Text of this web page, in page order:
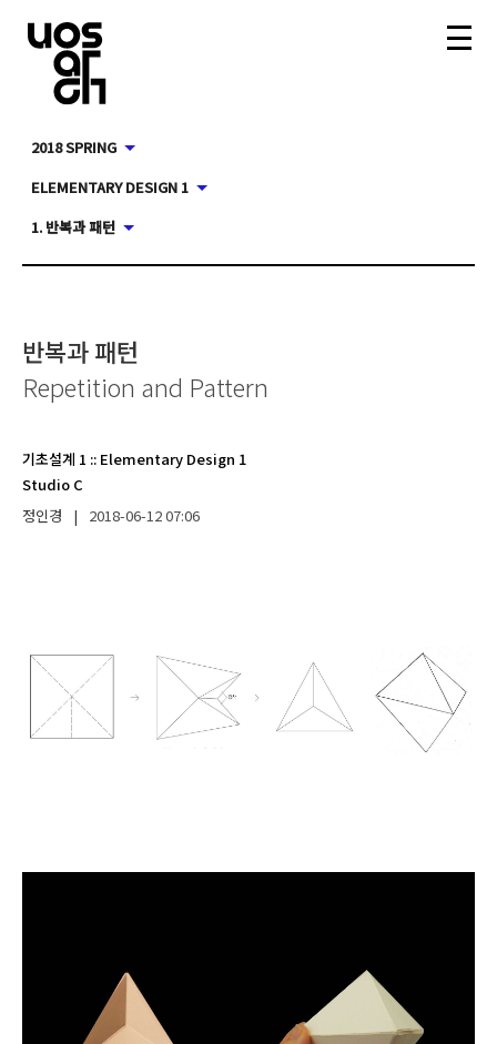
2018 SPRING
ELEMENTARY DESIGN 1
1. 반복과 패턴
반복과 패턴
Repetition and Pattern
기초설계 1 :: Elementary Design 1
Studio C
정인경
| 2018-06-1207:06